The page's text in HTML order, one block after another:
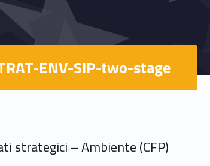
ENV-SIP-two-stage
strategici – Ambiente (CFP)